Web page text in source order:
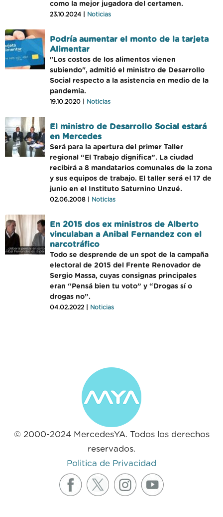
como la mejor jugadora del certamen.
23.10.2024 | Noticias
Podría aumentar el monto de la tarjeta
Alimentar
"Los costos de los alimentos vienen
subiendo", admitió el ministro de Desarrollo
Social respecto a la asistencia en medio de la
pandemia.
19.10.2020 | Noticias
El ministro de Desarrollo Social estará
en Mercedes
Será para la apertura del primer Taller
regional “El Trabajo dignifica”. La ciudad
recibirá a 8 mandatarios comunales de la zona
y sus equipos de trabajo. El taller será el 17 de
junio en el Instituto Saturnino Unzué.
02.06.2008 | Noticias
En 2015 dos ex ministros de Alberto
vinculaban a Anibal Fernandez con el
narcotráfico
Todo se desprende de un spot de la campaña
electoral de 2015 del Frente Renovador de
Sergio Massa, cuyas consignas principales
eran “Pensá bien tu voto” y “Drogas sí o
drogas no”.
04.02.2022 | Noticias
© 2000-2024 MercedesYA. Todos los derechos
reservados.
Politica de Privacidad